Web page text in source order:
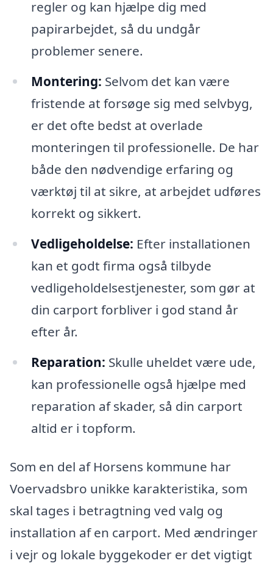
regler og kan hjælpe dig med
papirarbejdet, så du undgår
problemer senere.
Montering: Selvom det kan være
fristende at forsøge sig med selvbyg,
er det ofte bedst at overlade
monteringen til professionelle. De har
både den nødvendige erfaring og
værktøj til at sikre, at arbejdet udføres
korrekt og sikkert.
Vedligeholdelse: Efter installationen
kan et godt firma også tilbyde
vedligeholdelsestjenester, som gør at
din carport forbliver i god stand år
efter år.
Reparation: Skulle uheldet være ude,
kan professionelle også hjælpe med
reparation af skader, så din carport
altid er i topform.
Som en del af Horsens kommune har
Voervadsbro unikke karakteristika, som
skal tages i betragtning ved valg og
installation af en carport. Med ændringer
i vejr og lokale byggekoder er det vigtigt